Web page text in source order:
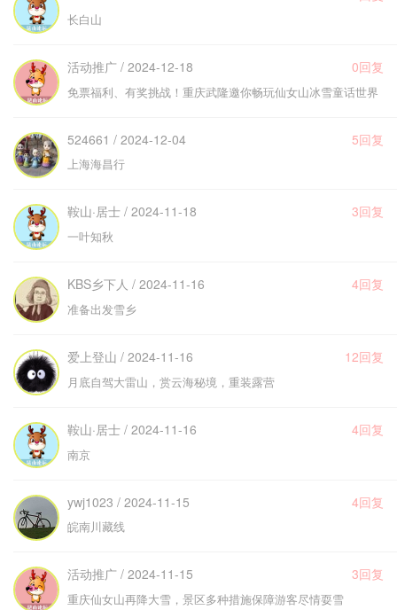
长白山
活动推广 / 2024-12-18 0回复
免票福利、有奖挑战！重庆武隆邀你畅玩仙女山冰雪童话世界
524661 / 2024-12-04 5回复
上海海昌行
鞍山·居士 / 2024-11-18 3回复
一叶知秋
KBS乡下人 / 2024-11-16 4回复
准备出发雪乡
爱上登山 / 2024-11-16 12回复
月底自驾大雷山，赏云海秘境，重装露营
鞍山·居士 / 2024-11-16 4回复
南京
ywj1023 / 2024-11-15 4回复
皖南川藏线
活动推广 / 2024-11-15 3回复
重庆仙女山再降大雪，景区多种措施保障游客尽情耍雪